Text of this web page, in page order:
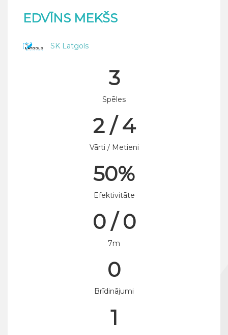
EDVĪNS MEKŠS
SK Latgols
3
Spēles
2 / 4
Vārti / Metieni
50%
Efektivitāte
0 / 0
7m
0
Brīdinājumi
1